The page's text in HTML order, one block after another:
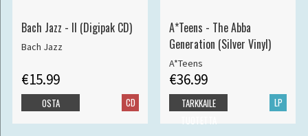
Bach Jazz - II (Digipak CD)
Bach Jazz
€15.99
CD
OSTA
A*Teens - The Abba
Generation (Silver Vinyl)
A*Teens
€36.99
LP
TARKKAILE
TUOTETTA